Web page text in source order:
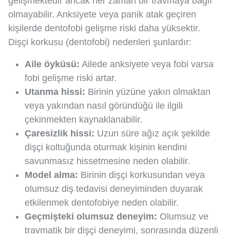
olmayabilir. Anksiyete veya panik atak geçiren
kişilerde dentofobi gelişme riski daha yüksektir.
Dişçi korkusu (dentofobi) nedenleri şunlardır:
Aile öyküsü: Ailede anksiyete veya fobi varsa
fobi gelişme riski artar.
Utanma hissi: Birinin yüzüne yakın olmaktan
veya yakından nasıl göründüğü ile ilgili
çekinmekten kaynaklanabilir.
Çaresizlik hissi: Uzun süre ağız açık şekilde
dişçi koltuğunda oturmak kişinin kendini
savunmasız hissetmesine neden olabilir.
Model alma: Birinin dişçi korkusundan veya
olumsuz diş tedavisi deneyiminden duyarak
etkilenmek dentofobiye neden olabilir.
Geçmişteki olumsuz deneyim: Olumsuz ve
travmatik bir dişçi deneyimi, sonrasında düzenli